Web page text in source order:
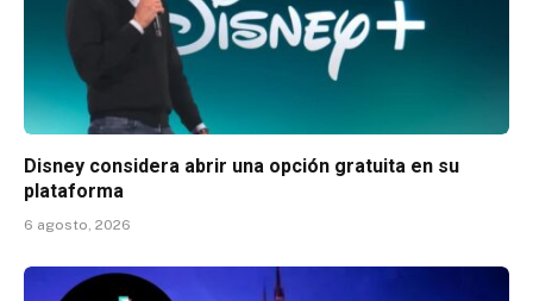
Disney considera abrir una opción gratuita en su
plataforma
6 agosto, 2026